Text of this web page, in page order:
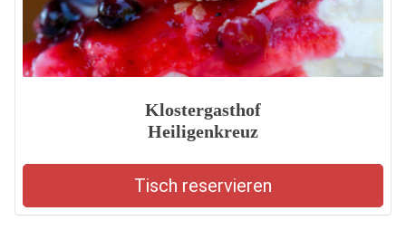
Klostergasthof
Heiligenkreuz
Tisch reservieren